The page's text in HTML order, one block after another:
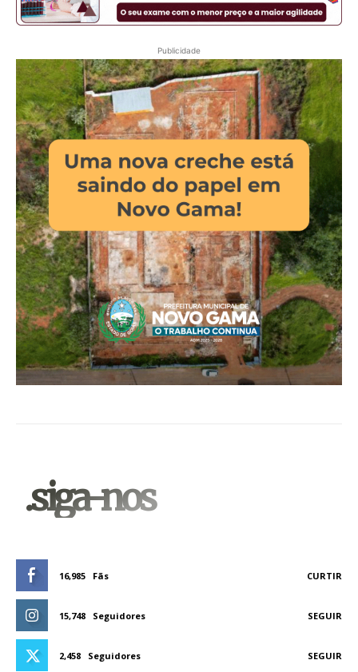
Publicidade
.siga-nos
16,985 Fãs CURTIR
15,748 Seguidores SEGUIR
2,458 Seguidores SEGUIR